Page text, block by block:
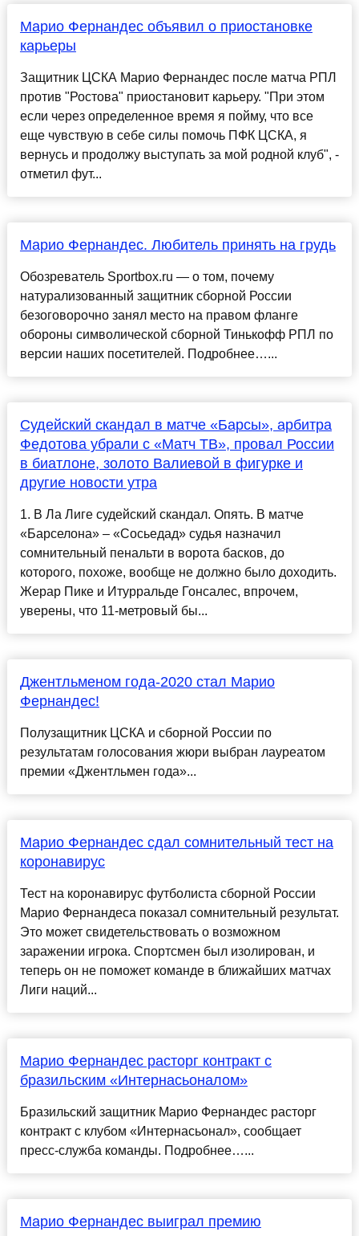
Марио Фернандес объявил о приостановке
карьеры
Защитник ЦСКА Марио Фернандес после матча РПЛ
против "Ростова" приостановит карьеру. "При этом
если через определенное время я пойму, что все
еще чувствую в себе силы помочь ПФК ЦСКА, я
вернусь и продолжу выступать за мой родной клуб", -
отметил фут...
Марио Фернандес. Любитель принять на грудь
Обозреватель Sportbox.ru — о том, почему
натурализованный защитник сборной России
безоговорочно занял место на правом фланге
обороны символической сборной Тинькофф РПЛ по
версии наших посетителей. Подробнее…...
Судейский скандал в матче «Барсы», арбитра
Федотова убрали с «Матч ТВ», провал России
в биатлоне, золото Валиевой в фигурке и
другие новости утра
1. В Ла Лиге судейский скандал. Опять. В матче
«Барселона» – «Сосьедад» судья назначил
сомнительный пенальти в ворота басков, до
которого, похоже, вообще не должно было доходить.
Жерар Пике и Итурральде Гонсалес, впрочем,
уверены, что 11-метровый бы...
Джентльменом года-2020 стал Марио
Фернандес!
Полузащитник ЦСКА и сборной России по
результатам голосования жюри выбран лауреатом
премии «Джентльмен года»...
Марио Фернандес сдал сомнительный тест на
коронавирус
Тест на коронавирус футболиста сборной России
Марио Фернандеса показал сомнительный результат.
Это может свидетельствовать о возможном
заражении игрока. Спортсмен был изолирован, и
теперь он не поможет команде в ближайших матчах
Лиги наций...
Марио Фернандес расторг контракт с
бразильским «Интернасьоналом»
Бразильский защитник Марио Фернандес расторг
контракт с клубом «Интернасьонал», сообщает
пресс‑служба команды. Подробнее…...
Марио Фернандес выиграл премию